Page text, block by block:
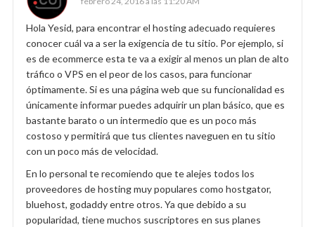
Hola Yesid, para encontrar el hosting adecuado requieres
conocer cuál va a ser la exigencia de tu sitio. Por ejemplo, si
es de ecommerce esta te va a exigir al menos un plan de alto
tráfico o VPS en el peor de los casos, para funcionar
óptimamente. Si es una página web que su funcionalidad es
únicamente informar puedes adquirir un plan básico, que es
bastante barato o un intermedio que es un poco más
costoso y permitirá que tus clientes naveguen en tu sitio
con un poco más de velocidad.
En lo personal te recomiendo que te alejes todos los
proveedores de hosting muy populares como hostgator,
bluehost, godaddy entre otros. Ya que debido a su
popularidad, tiene muchos suscriptores en sus planes